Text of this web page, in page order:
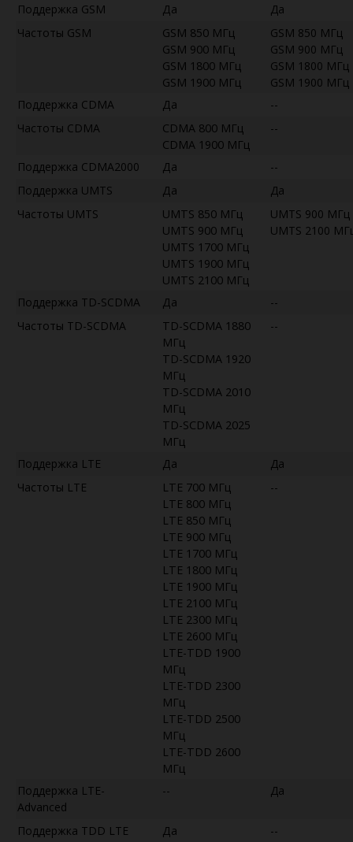
Поддержка GSM Да
Да
Частоты GSM
GSM 850 МГц
GSM 900 МГц
GSM 1800 МГц
GSM 1900 МГц
GSM 850 МГц
GSM 900 МГц
GSM 1800 МГц
GSM 1900 МГц
Поддержка CDMA
Да
--
Частоты CDMA
CDMA 800 МГц
CDMA 1900 МГц
--
Поддержка CDMA2000 Да
--
Поддержка UMTS
Да
Да
Частоты UMTS
UMTS 850 МГц
UMTS 900 МГц
UMTS 1700 МГц
UMTS 1900 МГц
UMTS 2100 МГц
UMTS 900 МГц
UMTS 2100
Поддержка TD-SCDMA Да
--
Частоты TD-SCDMA
TD-SCDMA 1880
МГц
TD-SCDMA 1920
МГц
TD-SCDMA 2010
МГц
TD-SCDMA 2025
МГц
--
Поддержка LTE Да
Да
Частоты LTE
LTE 700 МГц
LTE 800 МГц
LTE 850 МГц
LTE 900 МГц
LTE 1700 МГц
LTE 1800 МГц
LTE 1900 МГц
LTE 2100 МГц
LTE 2300 МГц
LTE 2600 МГц
LTE-TDD 1900
МГц
LTE-TDD 2300
МГц
LTE-TDD 2500
МГц
LTE-TDD 2600
МГц
--
Поддержка LTE-
Advanced
-- Да
Поддержка TDD LTE Да --